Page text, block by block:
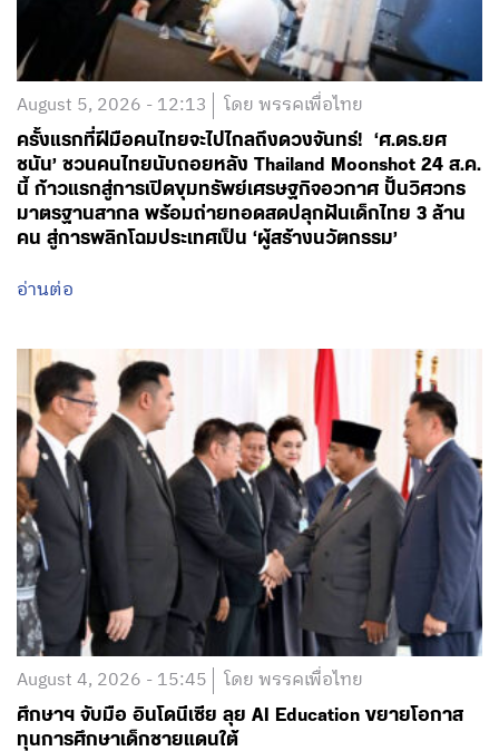
August 5, 2026 - 12:13 โดย พรรคเพื่อไทย
ครั้งแรกที่ฝีมือคนไทยจะไปไกลถึงดวงจันทร์! ‘ศ.ดร.ยศ
ชนัน’ ชวนคนไทยนับถอยหลัง Thailand Moonshot 24 ส.ค.
นี้ ก้าวแรกสู่การเปิดขุมทรัพย์เศรษฐกิจอวกาศ ปั้นวิศวกร
มาตรฐานสากล พร้อมถ่ายทอดสดปลุกฝันเด็กไทย 3 ล้าน
คน สู่การพลิกโฉมประเทศเป็น ‘ผู้สร้างนวัตกรรม’
อ่านต่อ
August 4, 2026 - 15:45 โดย พรรคเพื่อไทย
ศึกษาฯ จับมือ อินโดนีเซีย ลุย AI Education ขยายโอกาส
ทุนการศึกษาเด็กชายแดนใต้